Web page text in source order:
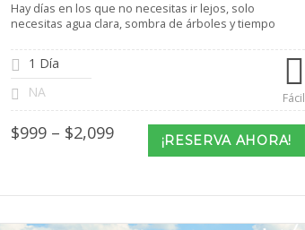
Hay días en los que no necesitas ir lejos, solo
necesitas agua clara, sombra de árboles y tiempo
1 Día
NA
Fácil
$999 – $2,099Price
$999
$2,099
¡RESERVA AHORA!